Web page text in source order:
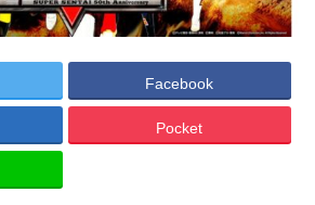
Facebook
Pocket